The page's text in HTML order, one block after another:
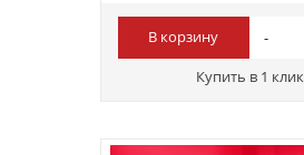
В корзину
Купить в 1 клик